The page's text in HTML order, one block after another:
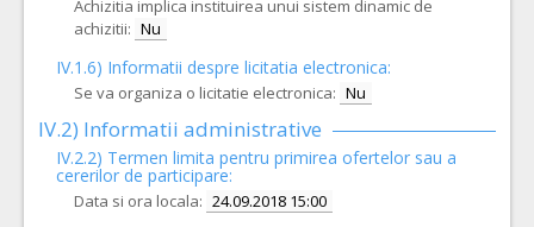
Achizitia implica instituirea unui sistem dinamic de
achizitii: Nu
IV.1.6) Informatii despre licitatia electronica:
Se va organiza o licitatie electronica: Nu
IV.2) Informatii administrative
IV.2.2) Termen limita pentru primirea ofertelor sau a
cererilor de participare:
Data si ora locala: 24.09.2018 15:00